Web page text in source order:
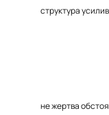
структура
не жертва